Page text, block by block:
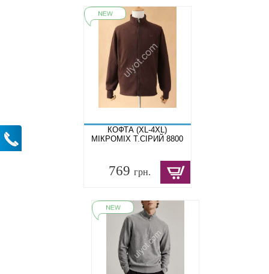
КОФТА (XL-4XL)
МІКРОМІХ Т.СІРИЙ 8800
769 грн.